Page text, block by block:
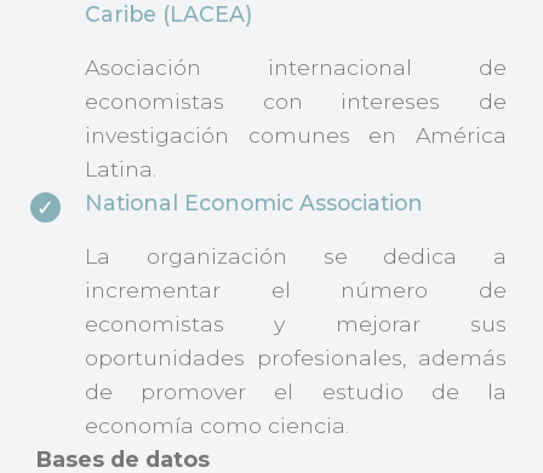
Caribe (LACEA)
Asociación internacional de
economistas con intereses de
investigación comunes en América
Latina.
National Economic Association
La organización se dedica a
incrementar el número de
economistas y mejorar sus
oportunidades profesionales, además
de promover el estudio de la
economía como ciencia.
Bases de datos